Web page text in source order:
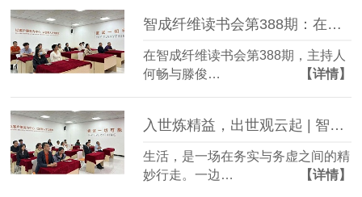
智成纤维读书会第388期：在务实与务虚之间，寻找前行的力量
在智成纤维读书会第388期，主持人
何畅与滕俊…
【详情】
入世炼精益，出世观云起 | 智成纤维读书会第387期
生活，是一场在务实与务虚之间的精
妙行走。一边…
【详情】